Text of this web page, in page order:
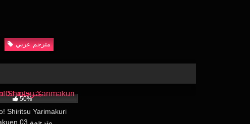
مترجم عربي
50%
Shiritsu Yarimakuri
Gakuen 03 مترجمة